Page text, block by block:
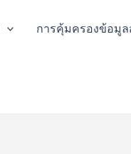
การคุ้มครองข้อมู